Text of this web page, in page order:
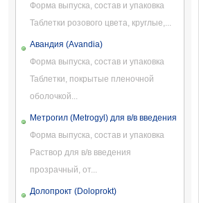
Форма выпуска, состав и упаковка
Таблетки розового цвета, круглые,...
Авандия (Avandia)
Форма выпуска, состав и упаковка
Таблетки, покрытые пленочной
оболочкой...
Метрогил (Metrogyl) для в/в введения
Форма выпуска, состав и упаковка
Раствор для в/в введения
прозрачный, от...
Долопрокт (Doloprokt)